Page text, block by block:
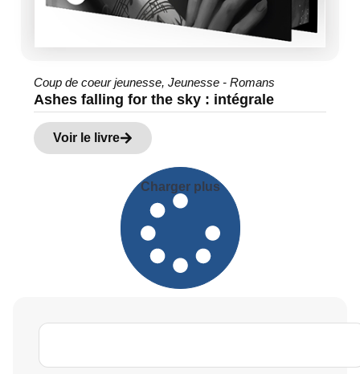
Coup de coeur jeunesse, Jeunesse - Romans
Ashes falling for the sky : intégrale
Voir le livre
Charger plus